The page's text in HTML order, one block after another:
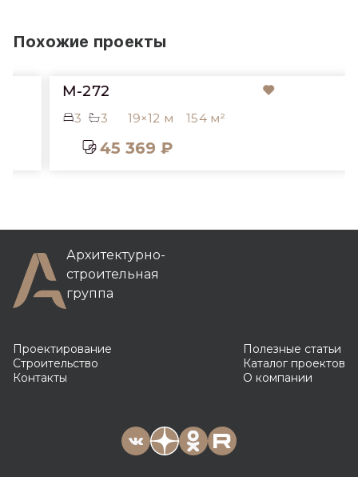
Похожие проекты
M-272
3 3 19×12 м 154 м²
45 369 ₽
Архитектурно-
строительная
группа
Проектирование
Строительство
Контакты
Полезные статьи
Каталог проектов
О компании